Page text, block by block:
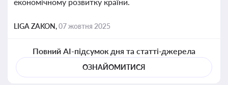
LIGA ZAKON,07 жовтня 2025
Повний AI-підсумок дня та статті-джерела
ОЗНАЙОМИТИСЯ